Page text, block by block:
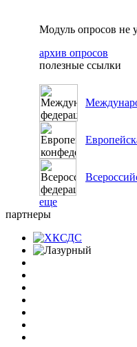
Модуль опросов не
архив опросов
полезные ссылки
еще
партнеры